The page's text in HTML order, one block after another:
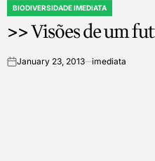
POSTED
IN
BIODIVERSIDADE IMEDIATA
>> Visões de um
onJanuary 23, 2013 imediata